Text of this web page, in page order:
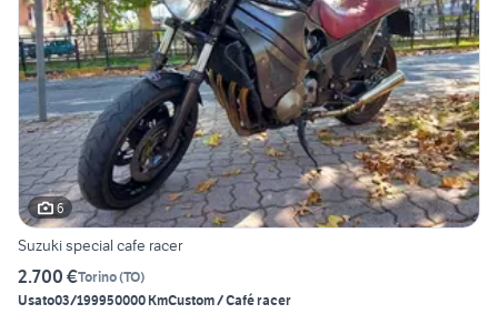
6
Suzuki special cafe racer
2.700 €Torino(TO)
Usato03/199950000 KmCustom / Café racer